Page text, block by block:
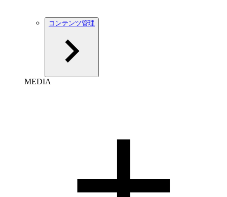
コンテンツ管理
MEDIA